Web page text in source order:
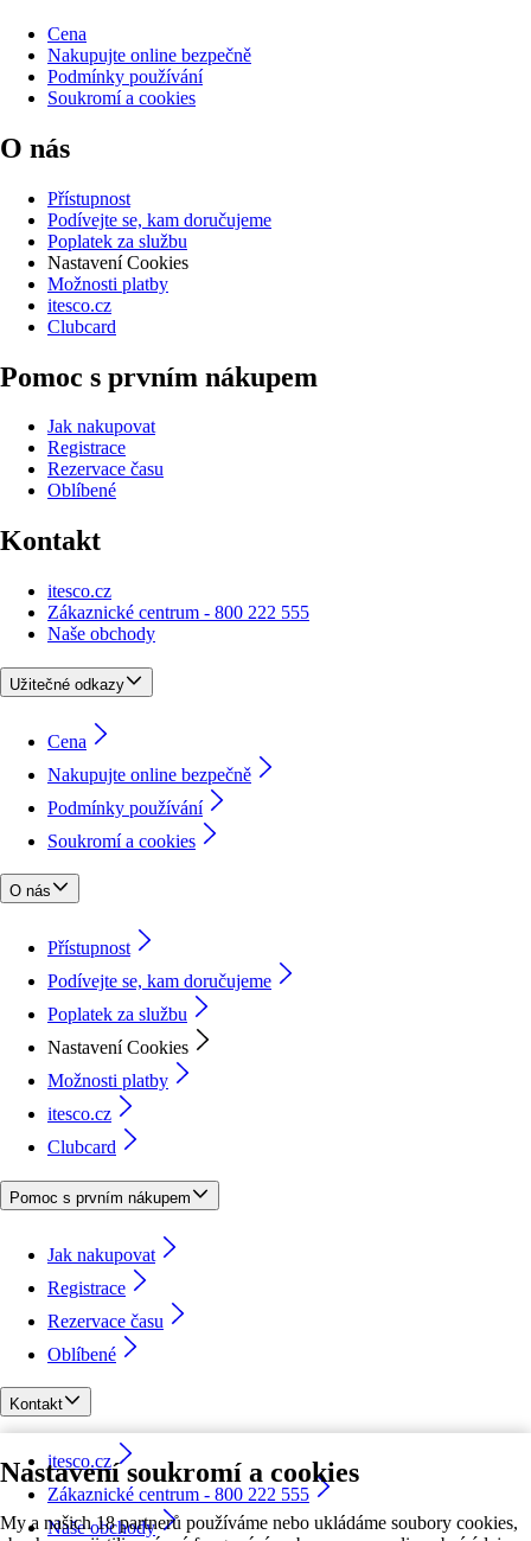
Nastavení soukromí a cookies
My a našich 18 partnerů používáme nebo ukládáme soubory cookies,
Cena
Nakupujte online bezpečně
Podmínky používání
Soukromí a cookies
O nás
Přístupnost
Podívejte se, kam doručujeme
Poplatek za službu
Nastavení Cookies
Možnosti platby
itesco.cz
Clubcard
Pomoc s prvním nákupem
Jak nakupovat
Registrace
Rezervace času
Oblíbené
Kontakt
itesco.cz
Zákaznické centrum - 800 222 555
Naše obchody
Užitečné odkazy
Cena
Nakupujte online bezpečně
Podmínky používání
Soukromí a cookies
O nás
Přístupnost
Podívejte se, kam doručujeme
Poplatek za službu
Nastavení Cookies
Možnosti platby
itesco.cz
Clubcard
Pomoc s prvním nákupem
Jak nakupovat
Registrace
Rezervace času
Oblíbené
Kontakt
itesco.cz
Zákaznické centrum - 800 222 555
Naše obchody